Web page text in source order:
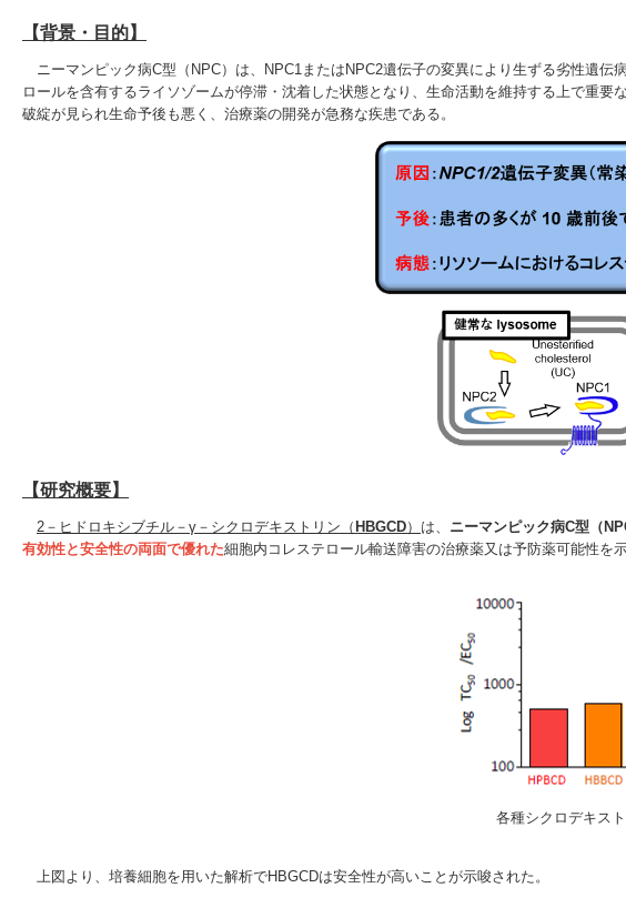
【背景・目的】
ニーマンピック病C型（NPC）は、NPC1またはNPC2遺伝子の変異により生ずる劣性遺
ロールを含有するライソゾームが停滞・沈着した状態となり、生命活動を維持する上で重
破綻が見られ生命予後も悪く、治療薬の開発が急務な疾患である。
【研究概要】
2－ヒドロキシブチル－γ－シクロデキストリン（ HBGCD） は、 ニーマンピック病C型（
有効性と安全性の両面で優れた細胞内コレステロール輸送障害の治療薬又は予防薬可能性を示
各種シクロデキス
上図より、培養細胞を用いた解析でHBGCDは安全性が高いことが示唆された。